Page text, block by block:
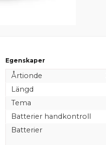
Egenskaper
Årtionde
Längd
Tema
Batterier handkontroll
Batterier